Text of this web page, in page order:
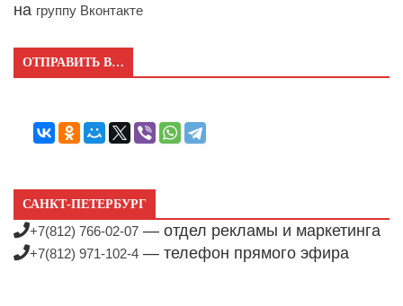
на группу Вконтакте
ОТПРАВИТЬ В…
САНКТ-ПЕТЕРБУРГ
+7(812) 766-02-07 — отдел рекламы и маркетинга
+7(812) 971-102-4 — телефон прямого эфира